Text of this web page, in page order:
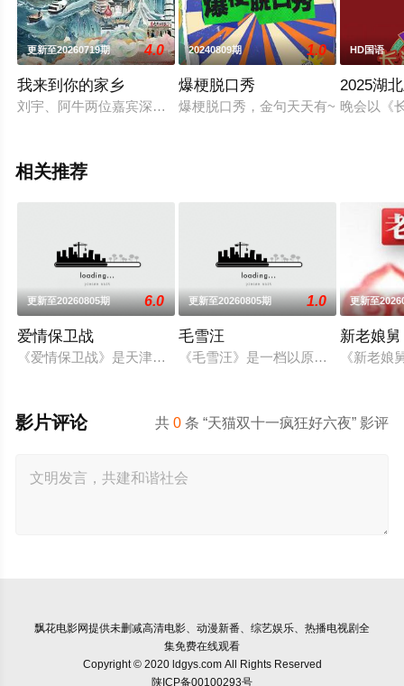
更新至20260719期 4.0
我来到你的家乡
刘宇、阿牛两位嘉宾深入浙江省台州市椒江区，沉浸式体验当
20240809期 1.0
爆梗脱口秀
爆梗脱口秀，金句天天有~
HD国语
2025湖
晚会以《
相关推荐
更新至20260805期 6.0
爱情保卫战
《爱情保卫战》是天津卫视推出的情感心理节目，节目现场邀
更新至20260805期 1.0
毛雪汪
《毛雪汪》是一档以原生朋友关系
更新至
新老娘舅
《新老
共0 条 “天猫双十一疯狂好六夜” 影评
影片评论
飘花电影网提供未删减高清电影、动漫新番、综艺娱乐、热播电视剧全
集免费在线观看
Copyright © 2020 ldgys.com All Rights Reserved
陕ICP备00100293号